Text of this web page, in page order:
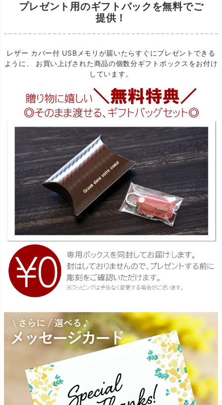
プレゼント用のギフトバックを無料でご
提供！
レザー カバー付 USBメモリが届いたらすぐにプレゼントできる
ように、 お買い上げされた商品の個数分ギフトボックスをお付け
しています。